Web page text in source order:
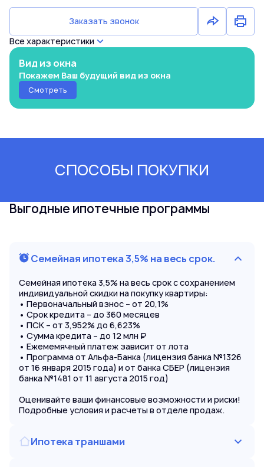
Заказать звонок
Все характеристики
Вид из окна
Покажем Ваш будущий вид из окна
Смотреть
СПОСОБЫ ПОКУПКИ
Выгодные ипотечные программы
Семейная ипотека 3,5% на весь срок.
Семейная ипотека 3,5% на весь срок с сохранением
индивидуальной скидки на покупку квартиры:
• Первоначальный взнос – от 20,1%
• Срок кредита – до 360 месяцев
• ПСК – от 3,952% до 6,623%
• Сумма кредита – до 12 млн ₽
• Ежемемячный платеж зависит от лота
• Программа от Альфа-Банка (лицензия банка №1326
от 16 января 2015 года) и от банка СБЕР (лицензия
банка №1481 от 11 августа 2015 год)
Оценивайте ваши финансовые возможности и риски!
Подробные условия и расчеты в отделе продаж.
Ипотека траншами